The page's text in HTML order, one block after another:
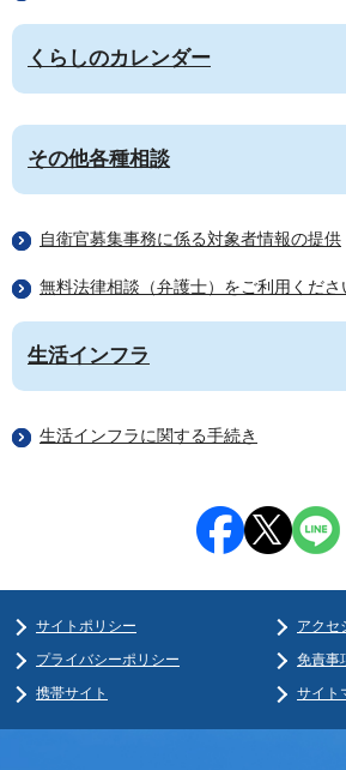
くらしのカレンダー
その他各種相談
自衛官募集事務に係る対象者情報の提供
無料法律相談（弁護士）をご利用くださ
生活インフラ
生活インフラに関する手続き
サイトポリシー
アクセ
プライバシーポリシー
免責事
携帯サイト
サイト